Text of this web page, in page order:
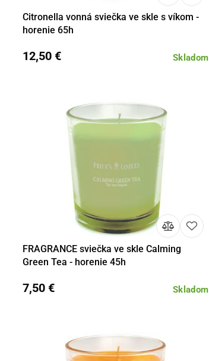
Detail Do košíka
Citronella vonná sviečka ve skle s víkom -
horenie 65h
Skladom
12,50 €
Detail Do košíka
FRAGRANCE sviečka ve skle Calming
Green Tea - horenie 45h
Skladom
7,50 €